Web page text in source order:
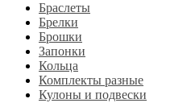
Браслеты
Брелки
Брошки
Запонки
Кольца
Комплекты разные
Кулоны и подвески